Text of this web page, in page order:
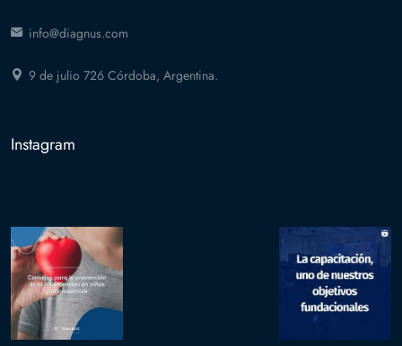
info@diagnus.com
9 de julio 726 Córdoba, Argentina.
Instagram